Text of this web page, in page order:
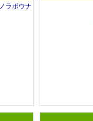
ノラボウナ